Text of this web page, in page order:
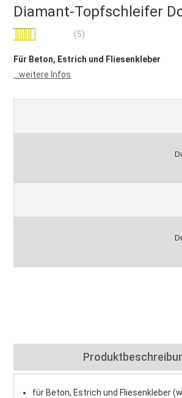
Diamant-Topfschleifer
Bewertung: (5)
Für Beton, Estrich und Fliesenkleber
...weitere Infos
für Beton, Estrich und Fliesenkleber